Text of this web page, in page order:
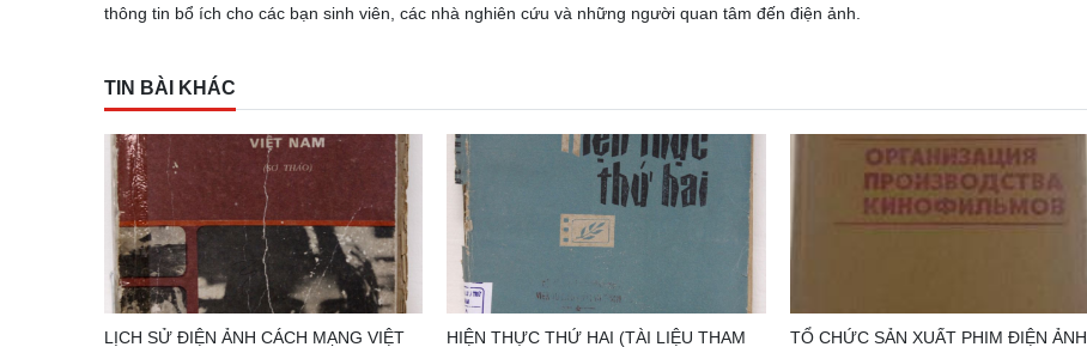
thông tin bổ ích cho các bạn sinh viên, các nhà nghiên cứu và những người quan tâm đến điện ảnh.
TIN BÀI KHÁC
LỊCH SỬ ĐIỆN ẢNH CÁCH MẠNG VIỆT
HIỆN THỰC THỨ HAI (TÀI LIỆU THAM
TỔ CHỨC SẢN XUẤT PHIM ĐIỆN ẢNH.